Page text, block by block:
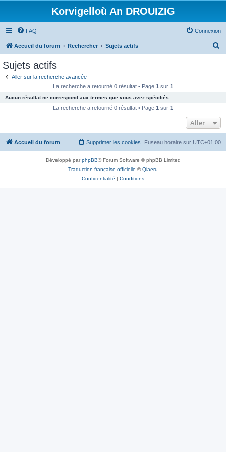
Korvigelloù An DROUIZIG
FAQ Connexion
Accueil du forum Rechercher Sujets actifs
c
e
Sujets actifs
Aller sur la recherche avancée
La recherche a retourné 0 résultat • Page 1 sur 1
Aucun résultat ne correspond aux termes que vous avez spécifiés.
La recherche a retourné 0 résultat • Page 1 sur 1
Aller
Accueil du forum Fuseau horaire sur UTC+01:00
Supprimer les cookies
Développé parphpBB® Forum Software © phpBB Limited
Traduction française officielle ©Qiaeru
Confidentialité | Conditions